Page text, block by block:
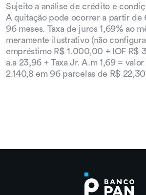
Quais os passos para a
Crédito?
O que é o Refinanciamento?
para refinanciar o meu
Sujeito a análise de crédito e
A quitação pode ocorrer a partir de
96 meses. Taxa de juros 1,69% ao
meramente ilustrativo (não
empréstimo R$ 1.000,00 + IOF R$
a.a 23,96 + Taxa Jr. A.m 1,69 =
2.140,8 em 96 parcelas de R$